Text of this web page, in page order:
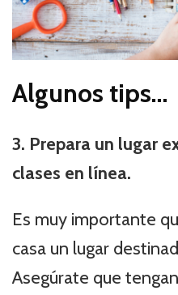
Algunos tips…
3. Prepara un lugar
clases en línea.
Es muy importante
casa un lugar
Asegúrate que